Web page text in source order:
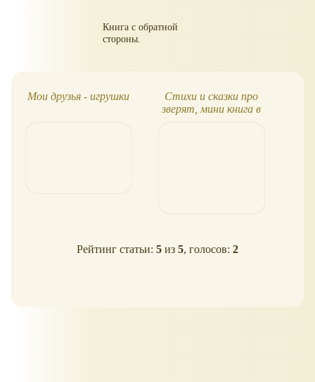
Книга с обратной
стороны.
Мои друзья - игрушки
Стихи и сказки про
зверят, мини книга в
Рейтинг статьи: 5 из 5, голосов: 2